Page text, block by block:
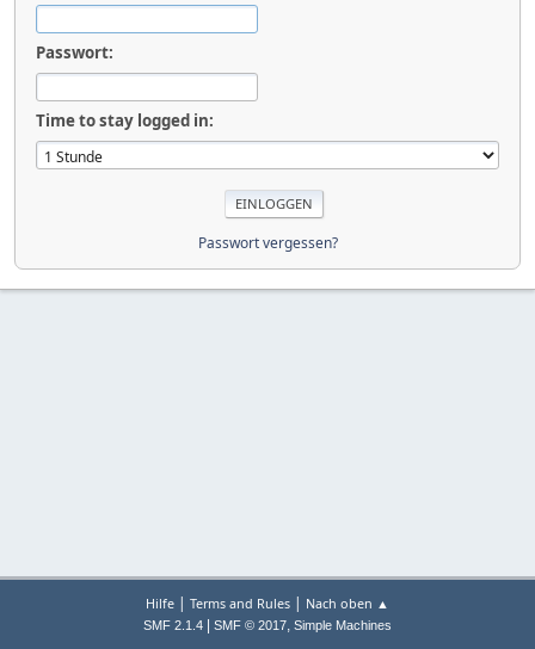
Passwort:
Time to stay logged in:
Passwort vergessen?
Hilfe | Terms and Rules | Nach oben ▲
SMF 2.1.4 SMF © 2017, Simple Machines